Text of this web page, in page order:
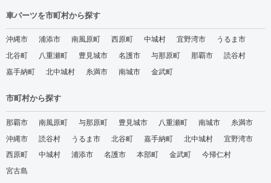
車パーツを市町村から探す
沖縄市 浦添市 南風原町 西原町 中城村 宜野湾市
うるま市
北谷町
八重瀬町 豊見城市 名護市 与那原町 那覇市
読谷村
嘉手納町
北中城村 糸満市 南城市 金武町
市町村から探す
那覇市 南風原町 与那原町 豊見城市 八重瀬町 南城市
糸満市
沖縄市
読谷村 うるま市 北谷町 嘉手納町 北中城村
宜野湾市
西原町
中城村 浦添市 名護市 本部町 金武町
今帰仁村
宮古島